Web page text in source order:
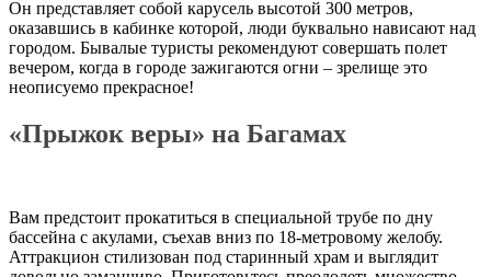
Он представляет собой карусель высотой 300 метров,
оказавшись в кабинке которой, люди буквально нависают над
городом. Бывалые туристы рекомендуют совершать полет
вечером, когда в городе зажигаются огни – зрелище это
неописуемо прекрасное!
«Прыжок веры» на Багамах
Вам предстоит прокатиться в специальной трубе по дну
бассейна с акулами, съехав вниз по 18-метровому желобу.
Аттракцион стилизован под старинный храм и выглядит